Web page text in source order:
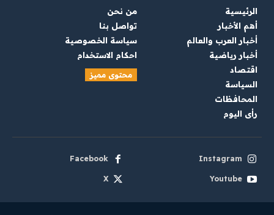
الرئيسية
أهم الأخبار
أخبار العرب والعالم
أخبار رياضية
اقتصاد
السياسة
المحافظات
رأي اليوم
من نحن
تواصل بنا
سياسة الخصوصية
احكام الاستخدام
محتوى مميز
Facebook Instagram
X Youtube